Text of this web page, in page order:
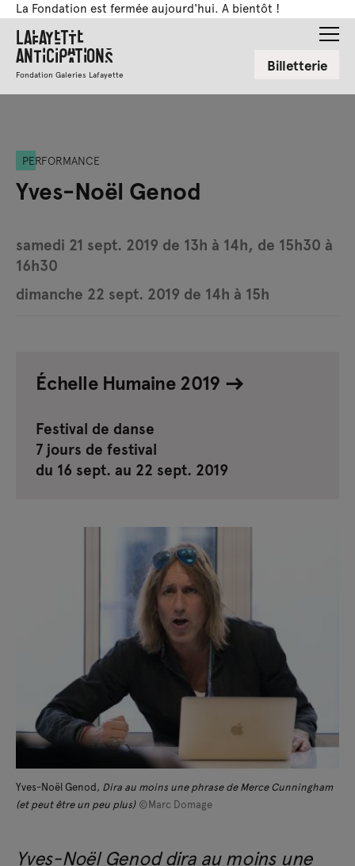
La Fondation est fermée aujourd'hui. A bientôt !
Lafayette
Anticipations
Fondation Galeries Lafayette Billetterie
PERFORMANCE
Yves-Noël Genod
samedi 21 sept. 2019 de 13h à 14h, de 15h30 à
16h30
dimanche 22 sept. 2019 de 14h à 15h
Échelle Humaine 2019
Festival de danse
7 jours de festival
du 16 sept. au 22 sept. 2019
Yves-Noël Genod, Dira au moins une phrase de Merce Cunningham
(et peut être un peu plus) ©Marc Domage
Yves-Noël Genod dira au moins une